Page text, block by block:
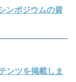
ンポジウムの資
ンツを掲載しま